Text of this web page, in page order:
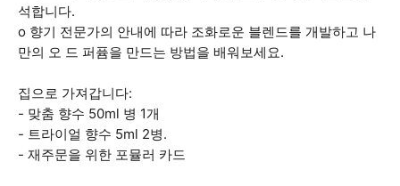
석합니다.
o 향기 전문가의 안내에 따라 조화로운 블렌드를 개발하고 나
만의 오 드 퍼퓸을 만드는 방법을 배워보세요.
집으로 가져갑니다:
- 맞춤 향수 50ml 병 1개
- 트라이얼 향수 5ml 2병.
- 재주문을 위한 포뮬러 카드